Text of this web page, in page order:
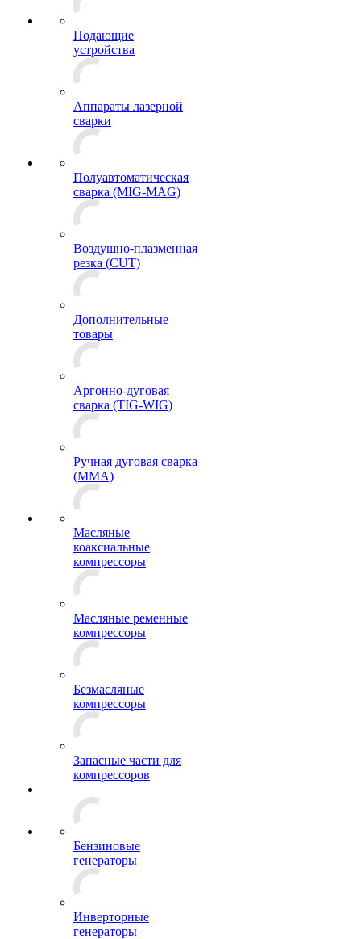
Подающие
устройства
Аппараты лазерной
сварки
Полуавтоматическая
сварка (MIG-MAG)
Воздушно-плазменная
резка (CUT)
Дополнительные
товары
Аргонно-дуговая
сварка (TIG-WIG)
Ручная дуговая сварка
(MMA)
Масляные
коаксиальные
компрессоры
Масляные ременные
компрессоры
Безмасляные
компрессоры
Запасные части для
компрессоров
Бензиновые
генераторы
Инверторные
генераторы